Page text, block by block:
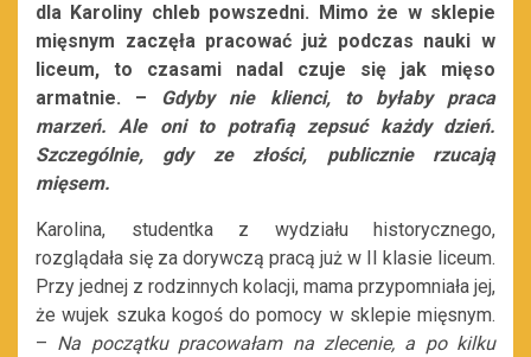
dla Karoliny chleb powszedni. Mimo że w sklepie
mięsnym zaczęła pracować już podczas nauki w
liceum, to czasami nadal czuje się jak mięso
armatnie. – Gdyby nie klienci, to byłaby praca
marzeń. Ale oni to potrafią zepsuć każdy dzień.
Szczególnie, gdy ze złości, publicznie rzucają
mięsem.
Karolina, studentka z wydziału historycznego,
rozglądała się za dorywczą pracą już w II klasie liceum.
Przy jednej z rodzinnych kolacji, mama przypomniała jej,
że wujek szuka kogoś do pomocy w sklepie mięsnym.
– Na początku pracowałam na zlecenie, a po kilku